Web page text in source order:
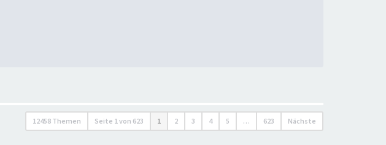
12458 Themen Seite 1von 623 1 2 3 4 5 … 623 Nächste